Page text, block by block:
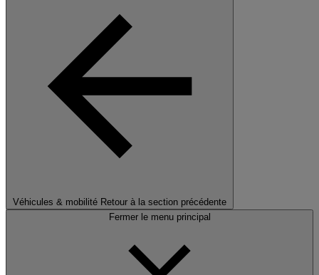
Véhicules & mobilité Retour à la section précédente
Fermer le menu principal